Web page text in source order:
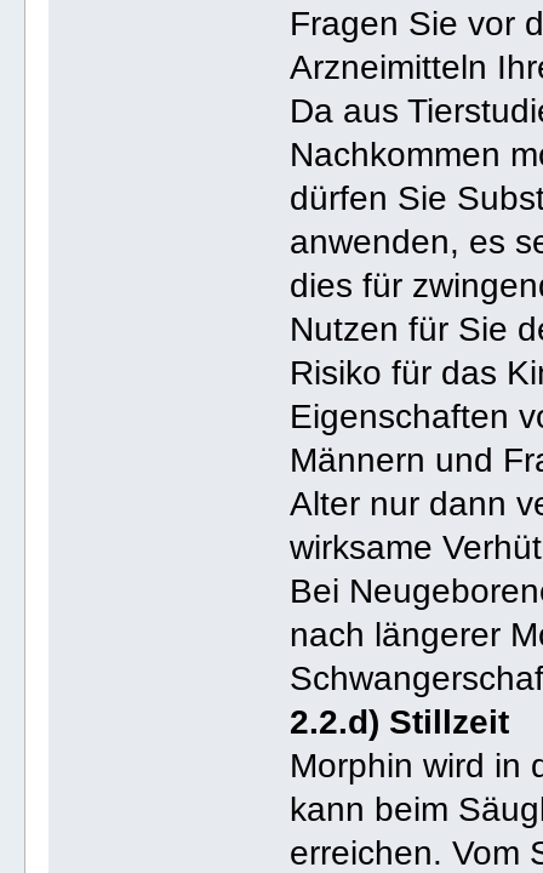
Fragen Sie vor
Arzneimitteln
Da aus
Nachkommen
dürfen Sie
anwenden, es
dies für
Nutzen für Sie
Risiko für das
Eigenschaften
Männern und
Alter nur dann
wirksame
Bei
nach längerer
2.2.d) Stillzeit
Morphin wird in
kann beim
erreichen. Vom